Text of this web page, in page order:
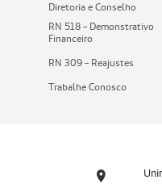
Diretoria e Conselho
RN 518 - Demonstrativo
Financeiro
RN 309 - Reajustes
Trabalhe Conosco